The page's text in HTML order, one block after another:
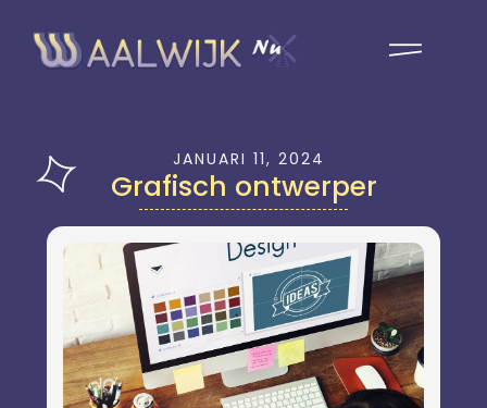
JANUARI 11, 2024
Grafisch ontwerper